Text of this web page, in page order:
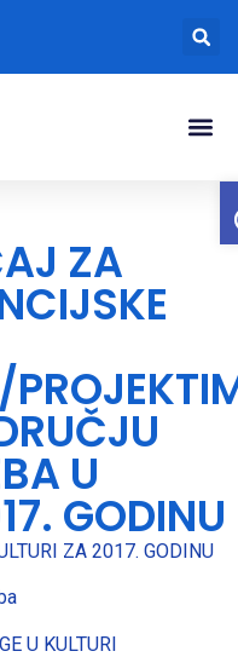
ZA
U
GODINU
ZA 2017. GODINU
U KULTURI